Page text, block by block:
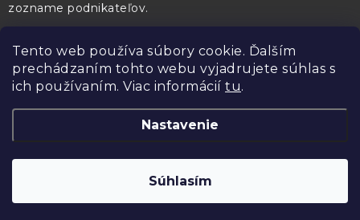
Tento web používa súbory cookie. Ďalším
prechádzaním tohto webu vyjadrujete súhlas s
ich používaním. Viac informácií tu.
Nastavenie
Súhlasím
zozname podnikateľov.
PL Servis Kontroltech Technický skúšobný ústav Piešťany
Copyright 2026
Upraviť
nastavenie cookies